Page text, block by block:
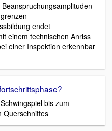
endet
einem technischen Anriss
einer Inspektion erkennbar
bis zum
Querschnittes